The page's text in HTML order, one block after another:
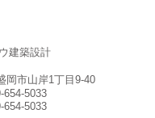
建築設計
市山岸1丁目9-40
5033
5033